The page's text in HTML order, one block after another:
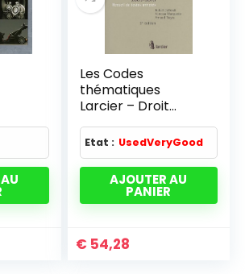
Les Codes
thématiques
Larcier – Droit
international des
affaires 2009-2010
Etat : UsedVeryGood
AJOUTER AU
PANIER
€ 54,28